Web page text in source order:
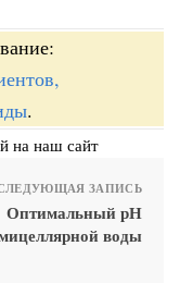
.
на наш сайт
ЗАПИСЬ
Оптимальный рН
воды